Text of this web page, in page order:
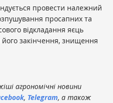
провести належний
просапних та
відкладання яєць
його закінчення, знищення
агрономічні новини
, Telegram, а також